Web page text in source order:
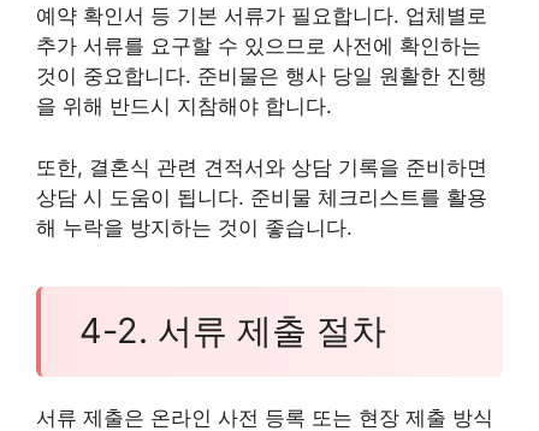
예약 확인서 등 기본 서류가 필요합니다. 업체별로
추가 서류를 요구할 수 있으므로 사전에 확인하는
것이 중요합니다. 준비물은 행사 당일 원활한 진행
을 위해 반드시 지참해야 합니다.
또한, 결혼식 관련 견적서와 상담 기록을 준비하면
상담 시 도움이 됩니다. 준비물 체크리스트를 활용
해 누락을 방지하는 것이 좋습니다.
4-2. 서류 제출 절차
서류 제출은 온라인 사전 등록 또는 현장 제출 방식